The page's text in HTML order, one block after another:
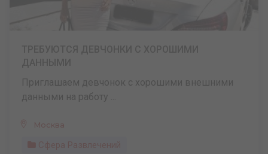
Приглашаем девчонок с хорошими внешними
данными на работу ...
Москва
Сфера Развлечений